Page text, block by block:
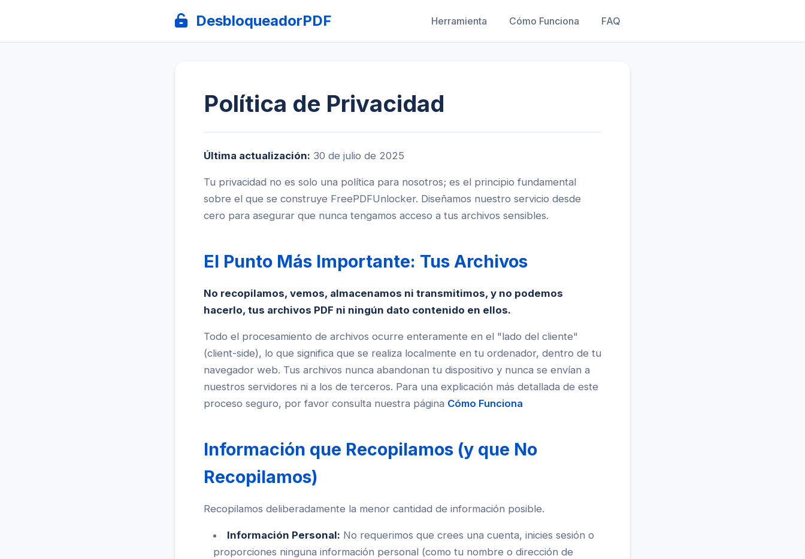
DesbloqueadorPDF Herramienta Cómo Funciona FAQ
Política de Privacidad
Última actualización: 30 de julio de 2025
Tu privacidad no es solo una política para nosotros; es el principio fundamental
sobre el que se construye FreePDFUnlocker. Diseñamos nuestro servicio desde
cero para asegurar que nunca tengamos acceso a tus archivos sensibles.
El Punto Más Importante: Tus Archivos
No recopilamos, vemos, almacenamos ni transmitimos, y no podemos
hacerlo, tus archivos PDF ni ningún dato contenido en ellos.
Todo el procesamiento de archivos ocurre enteramente en el "lado del cliente"
(client-side), lo que significa que se realiza localmente en tu ordenador, dentro de tu
navegador web. Tus archivos nunca abandonan tu dispositivo y nunca se envían a
nuestros servidores ni a los de terceros. Para una explicación más detallada de este
proceso seguro, por favor consulta nuestra página Cómo Funciona
Información que Recopilamos (y que No
Recopilamos)
Recopilamos deliberadamente la menor cantidad de información posible.
Información Personal: No requerimos que crees una cuenta, inicies sesión o
proporciones ninguna información personal (como tu nombre o dirección de